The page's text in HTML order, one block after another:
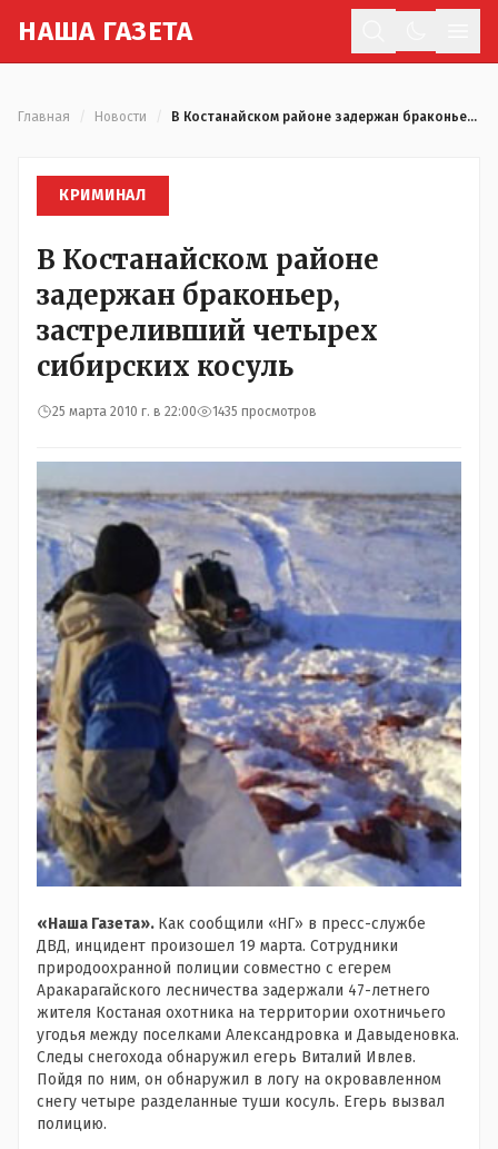
НАША ГАЗЕТА
Главная Новости В Костанайском районе задержан браконьер, застреливший четырех сибирских косуль
КРИМИНАЛ
В Костанайском районе
задержан браконьер,
застреливший четырех
сибирских косуль
25 марта 2010 г. в 22:00 1435 просмотров
«Наша Газета». Как сообщили «НГ» в пресс-службе
ДВД, инцидент произошел 19 марта. Сотрудники
природоохранной полиции совместно с егерем
Аракарагайского лесничества задержали 47-летнего
жителя Костаная охотника на территории охотничьего
угодья между поселками Александровка и Давыденовка.
Следы снегохода обнаружил егерь Виталий Ивлев.
Пойдя по ним, он обнаружил в логу на окровавленном
снегу четыре разделанные туши косуль. Егерь вызвал
полицию.